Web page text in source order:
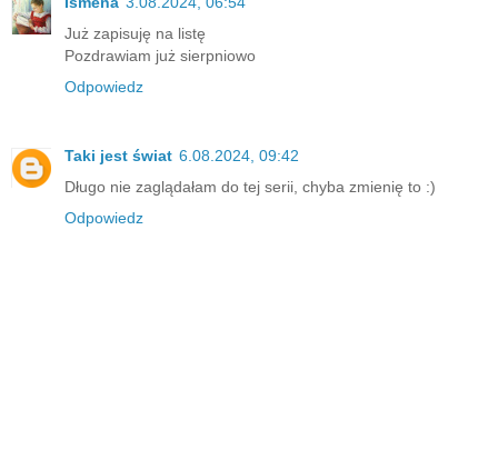
Już zapisuję na listę
Pozdrawiam już sierpniowo
Odpowiedz
Taki jest świat 6.08.2024, 09:42
Długo nie zaglądałam do tej serii, chyba zmienię to :)
Odpowiedz